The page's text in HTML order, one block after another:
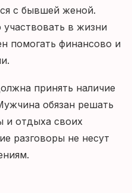
с бывшей женой.
в жизни
помогать финансово и
принять наличие
обязан решать
и отдыха своих
разговоры не несут